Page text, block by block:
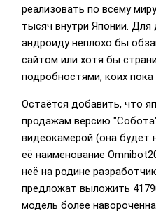
реализовать по всему
тысяч внутри Японии.
андроиду неплохо бы
сайтом или хотя бы
подробностями, коих
Остаётся добавить, что
продажам версию
видеокамерой (она будет
её наименование
неё на родине
предложат выложить
модель более